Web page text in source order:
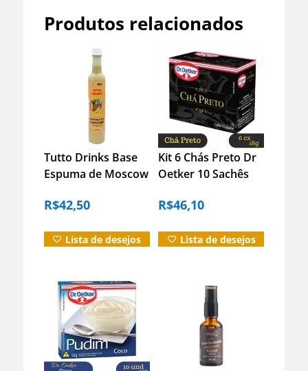
Informação adicional
Avaliações (0)
Duvidas?
Produtos relacionados
Tutto Drinks Base
Espuma de Moscow
500ml
R$42,50
Lista de desejos
Kit 6 Chás Preto Dr
Oetker 10 Sachês
R$46,10
Lista de desejos